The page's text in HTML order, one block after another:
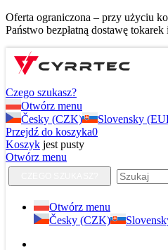
Oferta ograniczona – przy użyciu
Państwo bezpłatną dostawę
Czego szukasz?
Otwórz menu
Česky (CZK)
Slovensky
Przejdź do koszyka0
Koszyk jest pusty
Otwórz menu
Otwórz menu
Česky (CZK)